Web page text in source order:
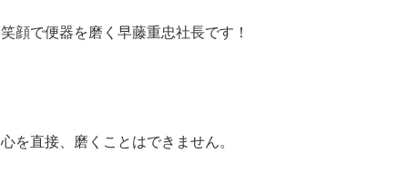
笑顔で便器を磨く早藤重忠社長です！
心を直接、磨くことはできません。